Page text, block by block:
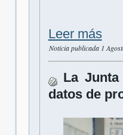
Leer más
Noticia publicada 1
La
datos de